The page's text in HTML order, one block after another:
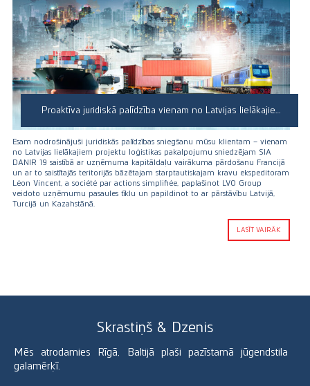
Proaktīva juridiskā palīdzība vienam no Latvijas lielākajiem projektu loģistikas pakalpojumu sniedzējiem
Esam nodrošinājuši juridiskās palīdzības sniegšanu mūsu klientam – vienam
no Latvijas lielākajiem projektu loģistikas pakalpojumu sniedzējam SIA
DANIR 19 saistībā ar uzņēmuma kapitāldaļu vairākuma pārdošanu Francijā
un ar to saistītajās teritorijās bāzētajam starptautiskajam kravu ekspeditoram
Léon Vincent, a société par actions simplifiée, paplašinot LVO Group
veidoto uzņēmumu pasaules tīklu un papildinot to ar pārstāvību Latvijā,
Turcijā un Kazahstānā.
LASĪT VAIRĀK
Skrastiņš & Dzenis
Mēs atrodamies Rīgā, Baltijā plaši pazīstamā jūgendstila
galamērķī.